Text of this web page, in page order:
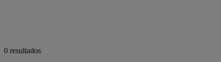
0 resultados